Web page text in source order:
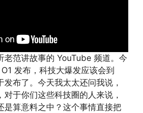
老范讲故事的 YouTube 频道。今
发布，科技大爆发应该会到
发布了。今天我太太还问我说，
对于你们这些科技圈的人来说，
是算意料之中？这个事情直接把